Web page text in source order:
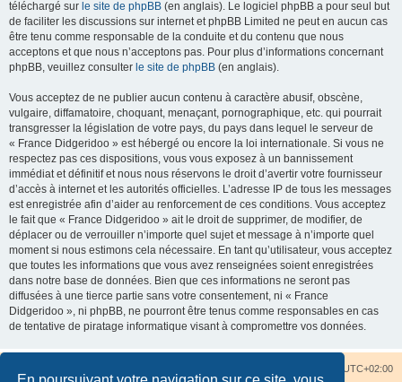
téléchargé sur le site de phpBB (en anglais). Le logiciel phpBB a pour seul but
de faciliter les discussions sur internet et phpBB Limited ne peut en aucun cas
être tenu comme responsable de la conduite et du contenu que nous
acceptons et que nous n’acceptons pas. Pour plus d’informations concernant
phpBB, veuillez consulter le site de phpBB (en anglais).
Vous acceptez de ne publier aucun contenu à caractère abusif, obscène,
vulgaire, diffamatoire, choquant, menaçant, pornographique, etc. qui pourrait
transgresser la législation de votre pays, du pays dans lequel le serveur de
« France Didgeridoo » est hébergé ou encore la loi internationale. Si vous ne
respectez pas ces dispositions, vous vous exposez à un bannissement
immédiat et définitif et nous nous réservons le droit d’avertir votre fournisseur
d’accès à internet et les autorités officielles. L’adresse IP de tous les messages
est enregistrée afin d’aider au renforcement de ces conditions. Vous acceptez
le fait que « France Didgeridoo » ait le droit de supprimer, de modifier, de
déplacer ou de verrouiller n’importe quel sujet et message à n’importe quel
moment si nous estimons cela nécessaire. En tant qu’utilisateur, vous acceptez
que toutes les informations que vous avez renseignées soient enregistrées
dans notre base de données. Bien que ces informations ne seront pas
diffusées à une tierce partie sans votre consentement, ni « France
Didgeridoo », ni phpBB, ne pourront être tenus comme responsables en cas
de tentative de piratage informatique visant à compromettre vos données.
UTC+02:00